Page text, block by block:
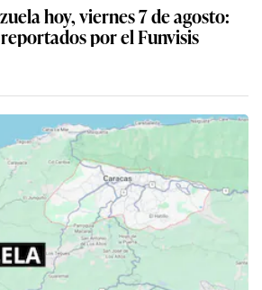
hoy, viernes 7 de agosto:
por el Funvisis